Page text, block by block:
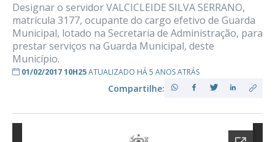
Designar o servidor VALCICLEIDE SILVA SERRANO,
matrícula 3177, ocupante do cargo efetivo de Guarda
Municipal, lotado na Secretaria de Administração, para
prestar serviços na Guarda Municipal, deste
Município.
01/02/2017 10H25ATUALIZADO HÁ 5 ANOS ATRÁS
Compartilhe: